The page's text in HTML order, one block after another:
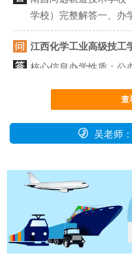
学校）完整解答一、办
江西化学工业高级技工
核心信息办学性质：公
性质：民办全日制技
吉安电子科技技工学校
吉安市电子科技技工学
专业设置以电子信息类
吉安电子科技 学校是
查
 吴老师：